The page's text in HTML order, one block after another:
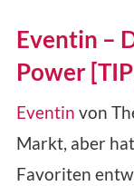
Eventin –
Power
Eventin von
Markt, aber
Favoriten